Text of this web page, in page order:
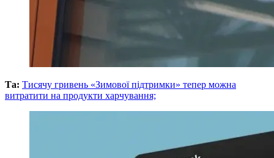
Та: Тисячу гривень «Зимової підтримки» тепер можна
витратити на продукти харчування;